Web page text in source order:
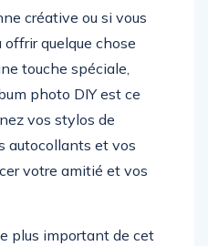
créative ou si vous
quelque chose
touche spéciale,
photo DIY est ce
vos stylos de
autocollants et vos
votre amitié et vos
plus important de cet